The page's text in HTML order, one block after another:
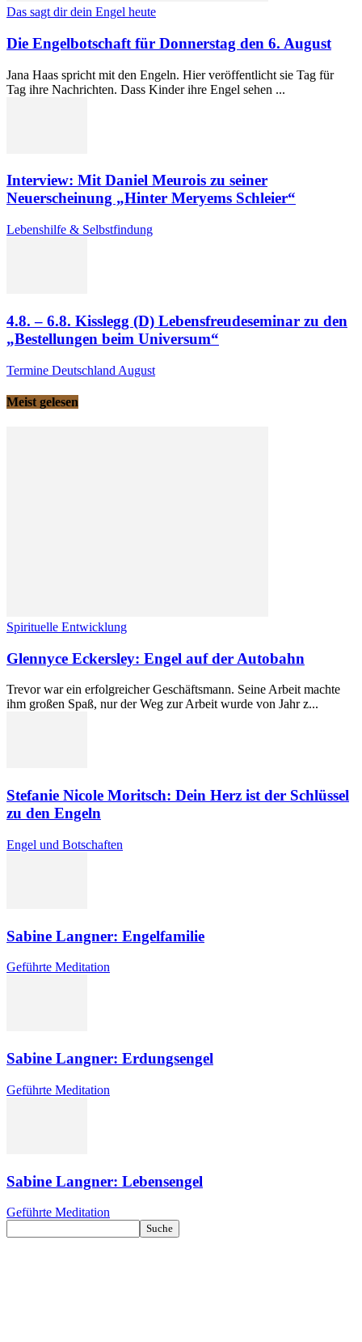
Das sagt dir dein Engel heute
Die Engelbotschaft für Donnerstag den 6. August
Jana Haas spricht mit den Engeln. Hier veröffentlicht sie Tag für
Tag ihre Nachrichten. Dass Kinder ihre Engel sehen ...
Interview: Mit Daniel Meurois zu seiner
Neuerscheinung „Hinter Meryems Schleier“
Lebenshilfe & Selbstfindung
4.8. – 6.8. Kisslegg (D) Lebensfreudeseminar zu den
„Bestellungen beim Universum“
Termine Deutschland August
Meist gelesen
Spirituelle Entwicklung
Glennyce Eckersley: Engel auf der Autobahn
Trevor war ein erfolgreicher Geschäftsmann. Seine Arbeit machte
ihm großen Spaß, nur der Weg zur Arbeit wurde von Jahr z...
Stefanie Nicole Moritsch: Dein Herz ist der Schlüssel
zu den Engeln
Engel und Botschaften
Sabine Langner: Engelfamilie
Geführte Meditation
Sabine Langner: Erdungsengel
Geführte Meditation
Sabine Langner: Lebensengel
Geführte Meditation